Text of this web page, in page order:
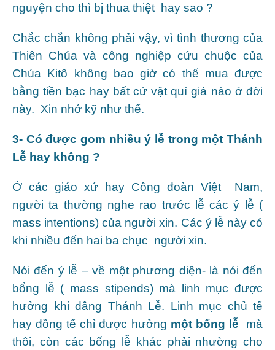
nguyện cho thì bị thua thiệt hay sao ?
Chắc chắn không phải vậy, vì tình thương của
Thiên Chúa và công nghiệp cứu chuộc của
Chúa Kitô không bao giờ có thể mua được
bằng tiền bạc hay bất cứ vật quí giá nào ở đời
này. Xin nhớ kỹ như thế.
3- Có được gom nhiều ý lễ trong một Thánh
Lễ hay không ?
Ở các giáo xứ hay Công đoàn Việt Nam,
người ta thường nghe rao trước lễ các ý lễ (
mass intentions) của người xin. Các ý lễ này có
khi nhiều đến hai ba chục người xin.
Nói đến ý lễ – về một phương diện- là nói đến
bổng lễ ( mass stipends) mà linh mục được
hưởng khi dâng Thánh Lễ. Linh mục chủ tế
hay đồng tế chỉ được hưởng một bổng lễ mà
thôi, còn các bổng lễ khác phải nhường cho